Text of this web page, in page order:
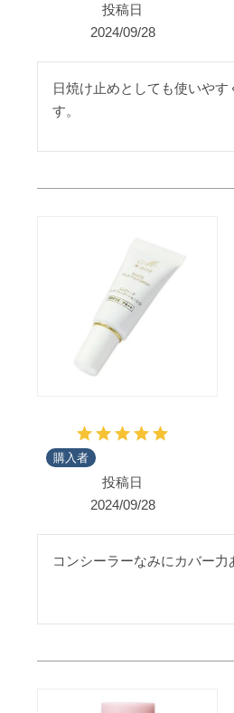
投稿日
2024/09/28
日焼け止めとしても使いや
す。
購入者
投稿日
2024/09/28
コンシーラーなみにカバー